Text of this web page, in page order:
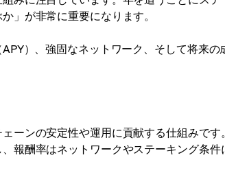
」が非常に重要になります。
）、強固なネットワーク、そして将来の
ーンの安定性や運用に貢献する仕組みです
報酬率はネットワークやステーキング条件